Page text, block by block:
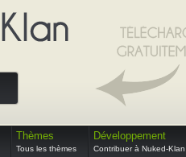
Thèmes
Tous les thèmes
Développement
Contribuer à Nuked-Klan